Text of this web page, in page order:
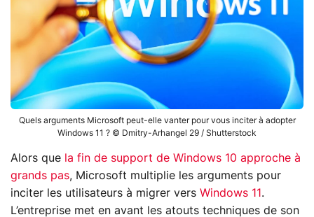
Quels arguments Microsoft peut-elle vanter pour vous inciter à adopter
Windows 11 ? © Dmitry-Arhangel 29 / Shutterstock
Alors que la fin de support de Windows 10 approche à
grands pas, Microsoft multiplie les arguments pour
inciter les utilisateurs à migrer vers Windows 11 .
L’entreprise met en avant les atouts techniques de son